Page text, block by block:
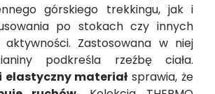
górskiego trekkingu, jak i
po stokach czy innych
aktywności. Zastosowana w niej
podkreśla rzeźbę ciała.
elastyczny materiał sprawia, że